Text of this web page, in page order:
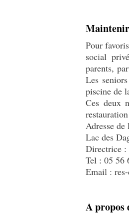
Pour
social
parents,
Les
piscine de
Ces deux
Adresse de
Lac des
Directrice :
Tel : 05 56
Email :
A propos